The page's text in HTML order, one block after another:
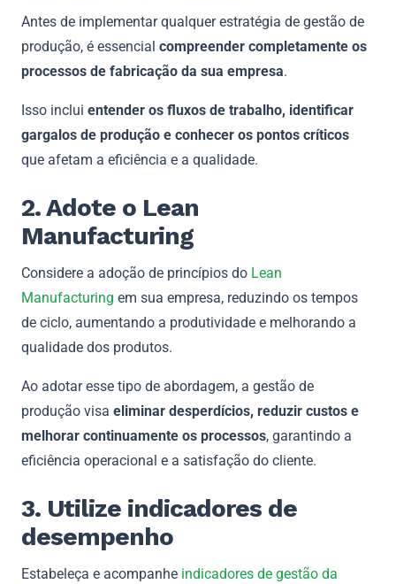
Antes de implementar qualquer estratégia de gestão de
produção, é essencial compreender completamente os
processos de fabricação da sua empresa.
Isso inclui entender os fluxos de trabalho, identificar
gargalos de produção e conhecer os pontos críticos
que afetam a eficiência e a qualidade.
2. Adote o Lean
Manufacturing
Considere a adoção de princípios do Lean
Manufacturing em sua empresa, reduzindo os tempos
de ciclo, aumentando a produtividade e melhorando a
qualidade dos produtos.
Ao adotar esse tipo de abordagem, a gestão de
produção visa eliminar desperdícios, reduzir custos e
melhorar continuamente os processos, garantindo a
eficiência operacional e a satisfação do cliente.
3. Utilize indicadores de
desempenho
Estabeleça e acompanhe indicadores de gestão da